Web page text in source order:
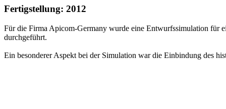
Fertigstellung: 2012
Für die Firma Apicom-Germany wurde eine Entwurfssimulation für
durchgeführt.
Ein besonderer Aspekt bei der Simulation war die Einbindung des